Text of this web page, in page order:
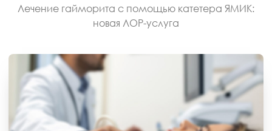
Лечение гайморита с помощью катетера ЯМИК:
новая ЛОР-услуга